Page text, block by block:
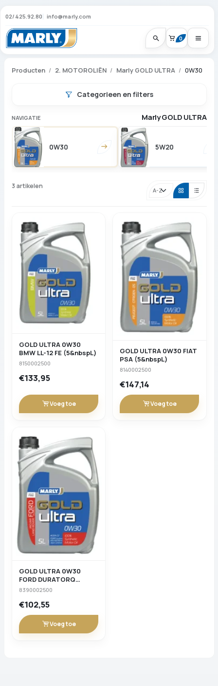
02/425.92.80 info@marly.com
0
Producten 2. MOTOROLIËN Marly GOLD ULTRA 0W30
Categorieen en filters
NAVIGATIE Marly GOLD ULTRA
0W30 5W20
3 artikelen
Sorteren
GOLD ULTRA 0W30
BMW LL-12 FE (5&nbspL)
8150002500
€133,95
Voeg toe
GOLD ULTRA 0W30 FIAT
PSA (5&nbspL)
8140002500
€147,14
Voeg toe
GOLD ULTRA 0W30
FORD DURATORQ
JAGUAR (5&nbspL)
8390002500
€102,55
Voeg toe